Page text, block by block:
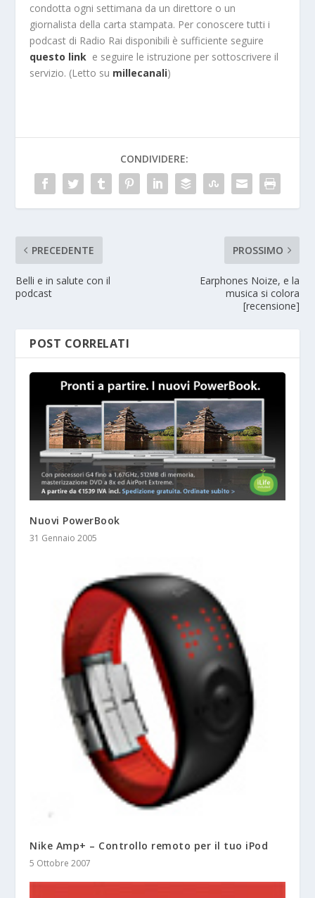
condotta ogni settimana da un direttore o un
giornalista della carta stampata. Per conoscere tutti i
podcast di Radio Rai disponibili è sufficiente seguire
questo link e seguire le istruzione per sottoscrivere il
servizio. (Letto su millecanali)
CONDIVIDERE:
PRECEDENTE
Belli e in salute con il
podcast
PROSSIMO
Earphones Noize, e la
musica si colora
[recensione]
POST CORRELATI
Nuovi PowerBook
31 Gennaio 2005
Nike Amp+ – Controllo remoto per il tuo iPod
5 Ottobre 2007